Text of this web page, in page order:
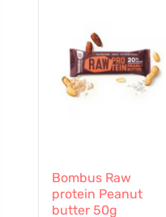
Bombus Raw
protein Peanut
butter 50g